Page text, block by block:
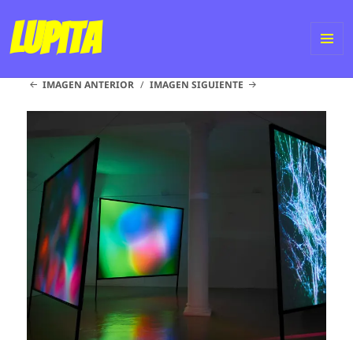
Lupita
IMAGEN ANTERIOR IMAGEN SIGUIENTE